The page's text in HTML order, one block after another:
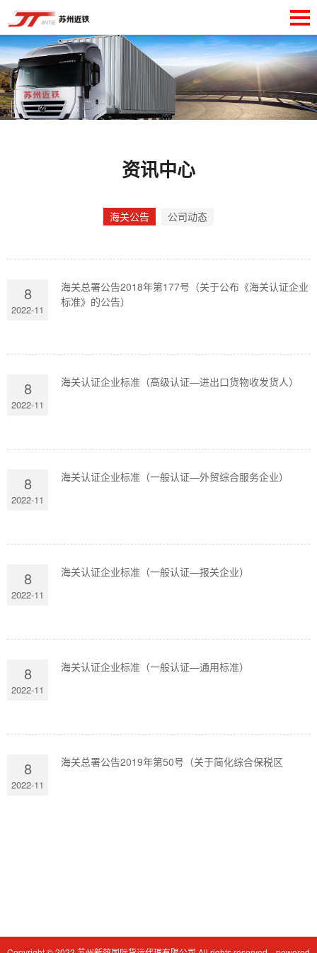
资讯中心
海关公告 公司动态
8
2022-11
海关总署公告2018年第177号（关于公布《海关认证企业
标准》的公告）
8
2022-11
海关认证企业标准（高级认证—进出口货物收发货人）
8
2022-11
海关认证企业标准（一般认证—外贸综合服务企业）
8
2022-11
海关认证企业标准（一般认证—报关企业）
8
2022-11
海关认证企业标准（一般认证—通用标准）
8
2022-11
海关总署公告2019年第50号（关于简化综合保税区